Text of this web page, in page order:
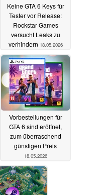
Keine GTA 6 Keys für
Tester vor Release:
Rockstar Games
versucht Leaks zu
verhindern 18.05.2026
Vorbestellungen für
GTA 6 sind eröffnet,
zum überraschend
günstigen Preis
18.05.2026